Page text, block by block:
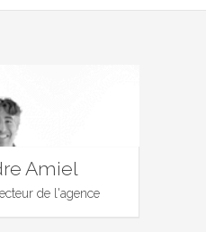
Amiel
de l'agence